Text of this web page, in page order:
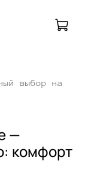
выбор на
—
комфорт